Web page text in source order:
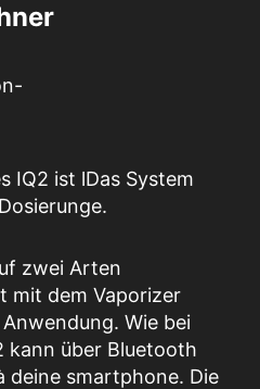
IQ2 ist lDas System
e.
zwei Arten
mit dem Vaporizer
Wie bei
kann über Bluetooth
deine smartphone. Die